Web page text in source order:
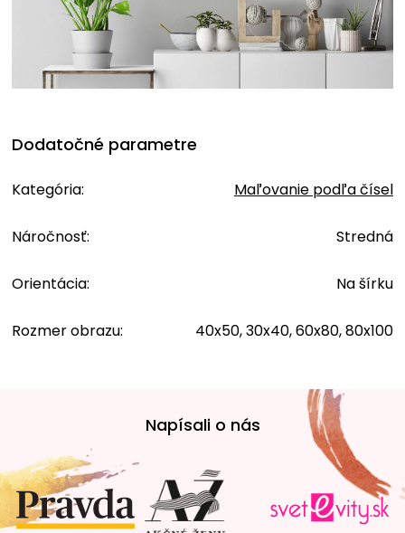
Dodatočné parametre
Kategória: Maľovanie podľa čísel
Náročnosť: Stredná
Orientácia: Na šírku
Rozmer obrazu: 40x50, 30x40, 60x80, 80x100
t
i
e
Napísali o nás